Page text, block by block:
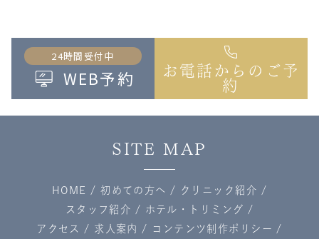
24時間受付中
WEB予約
お電話からのご予
約
SITE MAP
HOME /初めての方へ / クリニック紹介 /
スタッフ紹介 / ホテル・トリミング /
アクセス
/ 求人案内 / コンテンツ制作ポリシー /